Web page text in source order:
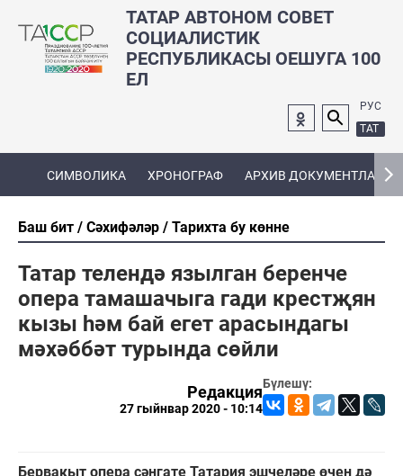
ТАТАР АВТОНОМ СОВЕТ
СОЦИАЛИСТИК
РЕСПУБЛИКАСЫ ОЕШУГА 100
ЕЛ
РУС
ТАТ
СИМВОЛИКА ХРОНОГРАФ АРХИВ ДОКУМЕНТЛАРЫ
Баш бит Сәхифәләр Тарихта бу көнне
Татар телендә язылган беренче
опера тамашачыга гади крестҗян
кызы һәм бай егет арасындагы
мәхәббәт турында сөйли
Бүлешү:
Редакция
27 гыйнвар 2020 - 10:14
Бервакыт опера сәнгате Татария эшчеләре өчен дә